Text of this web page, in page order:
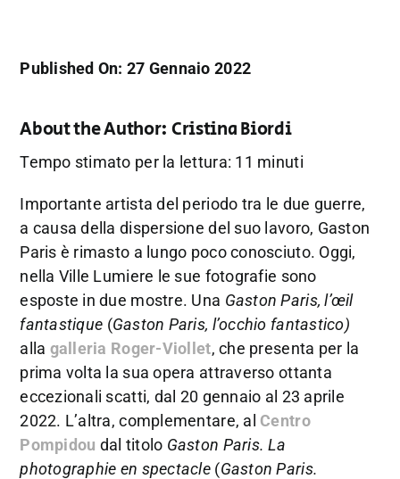
Published On: 27 Gennaio 2022
About the Author: Cristina Biordi
Tempo stimato per la lettura: 11 minuti
Importante artista del periodo tra le due guerre,
a causa della dispersione del suo lavoro, Gaston
Paris è rimasto a lungo poco conosciuto. Oggi,
nella Ville Lumiere le sue fotografie sono
esposte in due mostre. Una Gaston Paris, l’œil
fantastique (Gaston Paris, l’occhio fantastico)
alla galleria Roger-Viollet, che presenta per la
prima volta la sua opera attraverso ottanta
eccezionali scatti, dal 20 gennaio al 23 aprile
2022. L’altra, complementare, al Centro
Pompidou dal titolo Gaston Paris. La
photographie en spectacle (Gaston Paris.